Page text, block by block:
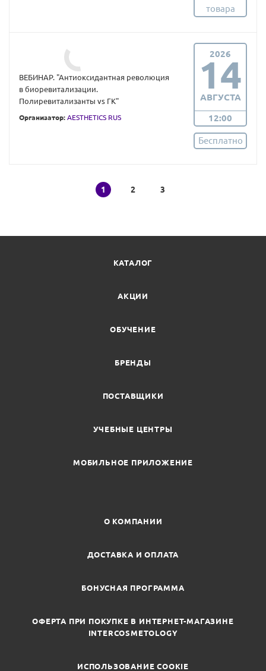
товара
ВЕБИНАР. "Антиоксидантная революция
в биоревитализации.
Полиревитализанты vs ГК"
Организатор: AESTHETICS RUS
2026
14
АВГУСТА
12:00
Бесплатно
1 2 3
КАТАЛОГ
АКЦИИ
ОБУЧЕНИЕ
БРЕНДЫ
ПОСТАВЩИКИ
УЧЕБНЫЕ ЦЕНТРЫ
МОБИЛЬНОЕ ПРИЛОЖЕНИЕ
О КОМПАНИИ
ДОСТАВКА И ОПЛАТА
БОНУСНАЯ ПРОГРАММА
ОФЕРТА ПРИ ПОКУПКЕ В ИНТЕРНЕТ-МАГАЗИНЕ
INTERCOSMETOLOGY
ИСПОЛЬЗОВАНИЕ COOKIE